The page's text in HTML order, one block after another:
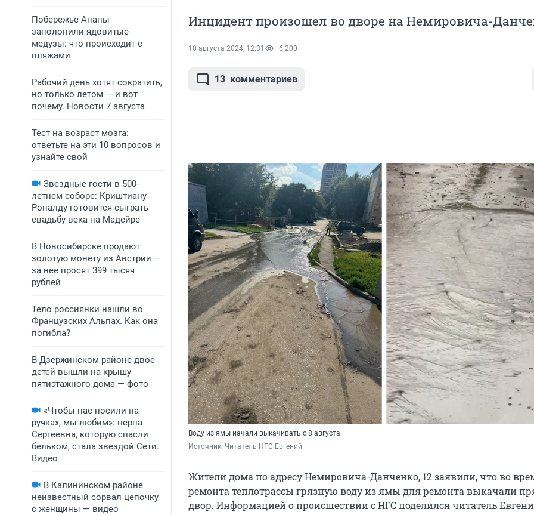
Побережье Анапы
заполонили ядовитые
медузы: что происходит с
пляжами
Рабочий день хотят сократить,
но только летом — и вот
почему. Новости 7 августа
Тест на возраст мозга:
ответьте на эти 10 вопросов и
узнайте свой
Звездные гости в 500-
летнем соборе: Криштиану
Роналду готовится сыграть
свадьбу века на Мадейре
В Новосибирске продают
золотую монету из Австрии —
за нее просят 399 тысяч
рублей
Тело россиянки нашли во
Французских Альпах. Как она
погибла?
В Дзержинском районе двое
детей вышли на крышу
пятиэтажного дома — фото
«Чтобы нас носили на
ручках, мы любим»: нерпа
Сергеевна, которую спасли
бельком, стала звездой Сети.
Видео
В Калининском районе
неизвестный сорвал цепочку
с женщины — видео
Инцидент произошел во дворе на Немировича-
10 августа 2024, 12:31 6 200
13 комментариев
Воду из ямы начали выкачивать с 8 августа
Источник: Читатель НГС Евгений
Жители дома по адресу Немировича-Данченко, 12 заявили, что во
ремонта теплотрассы грязную воду из ямы для ремонта выкачали
двор. Информацией о происшествии с НГС поделился читатель